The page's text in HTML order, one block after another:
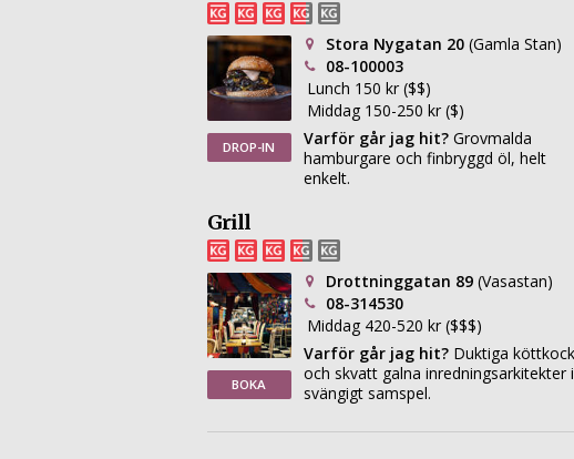
DROP-IN
Stora Nygatan 20 (Gamla Stan)
08-100003
Lunch 150 kr ($$)
Middag 150-250 kr ($)
Varför går jag hit? Grovmalda
hamburgare och finbryggd öl, helt
enkelt.
Grill
BOKA
Drottninggatan 89 (Vasastan)
08-314530
Middag 420-520 kr ($$$)
Varför går jag hit? Duktiga
och skvatt galna inredningsarkitekter i
svängigt samspel.